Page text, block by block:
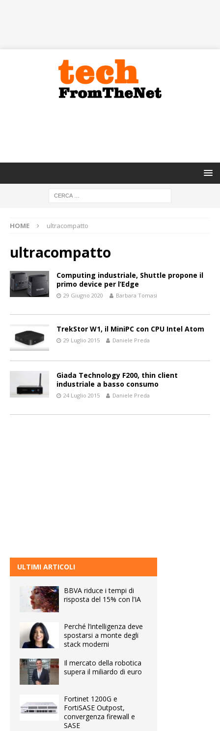
HOME ultracompatto
ultracompatto
Computing industriale, Shuttle propone il
primo device per l’Edge
29 Giugno 2020 Barbara Tomasi
TrekStor W1, il MiniPC con CPU Intel Atom
29 Luglio 2015 Daniele Preda
Giada Technology F200, thin client
industriale a basso consumo
24 Luglio 2015 Daniele Preda
ULTIMI ARTICOLI
BBVA riduce i tempi di
risposta del 15% con l’IA
Perché l’intelligenza deve
spostarsi a monte degli
stack moderni
Il mercato della robotica
supera il miliardo di euro
Fortinet 1200G e
FortiSASE Outpost,
convergenza firewall e
SASE